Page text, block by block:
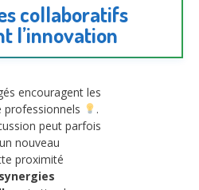
collaboratifs
l’innovation
encouragent les
professionnels
.
peut parfois
nouveau
proximité